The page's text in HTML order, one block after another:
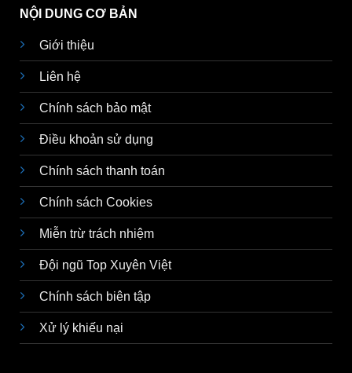
NỘI DUNG CƠ BẢN
Giới thiệu
Liên hệ
Chính sách bảo mật
Điều khoản sử dụng
Chính sách thanh toán
Chính sách Cookies
Miễn trừ trách nhiệm
Đội ngũ Top Xuyên Việt
Chính sách biên tập
Xử lý khiếu nại